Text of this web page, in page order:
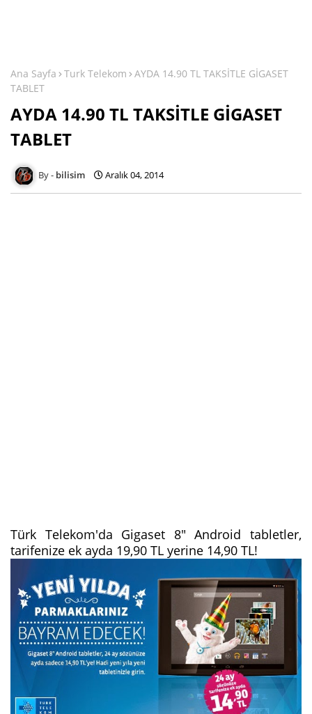
Ana Sayfa Turk Telekom
AYDA 14.90 TL TAKSİTLE GİGASET
TABLET
AYDA 14.90 TL TAKSİTLE GİGASET
TABLET
bilisim Aralık 04, 2014
Türk Telekom'da Gigaset 8" Android tabletler,
tarifenize ek ayda 19,90 TL yerine 14,90 TL!